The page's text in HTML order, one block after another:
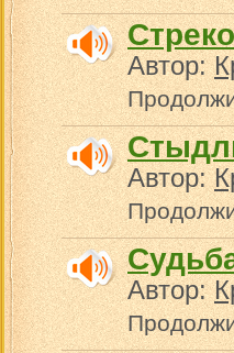
Автор:
Автор:
Автор: